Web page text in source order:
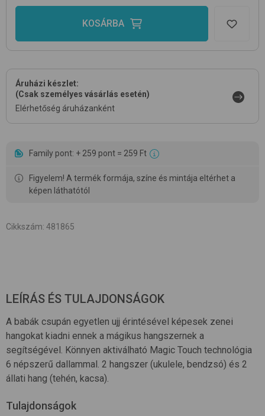
KOSÁRBA
Áruházi készlet:
(Csak személyes vásárlás esetén)
Elérhetőség áruházanként
Family pont: + 259 pont = 259 Ft
Figyelem! A termék formája, színe és mintája eltérhet a
képen láthatótól
Cikkszám: 481865
LEÍRÁS ÉS TULAJDONSÁGOK
A babák csupán egyetlen ujj érintésével képesek zenei
hangokat kiadni ennek a mágikus hangszernek a
segítségével. Könnyen aktiválható Magic Touch technológia
6 népszerű dallammal. 2 hangszer (ukulele, bendzsó) és 2
állati hang (tehén, kacsa).
Tulajdonságok